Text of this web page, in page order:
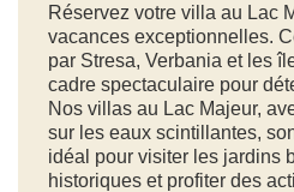
Réservez votre villa au Lac
vacances exceptionnelles.
par Stresa, Verbania et les
cadre spectaculaire pour
Nos villas au Lac Majeur,
sur les eaux scintillantes,
idéal pour visiter les jardins
historiques et profiter des